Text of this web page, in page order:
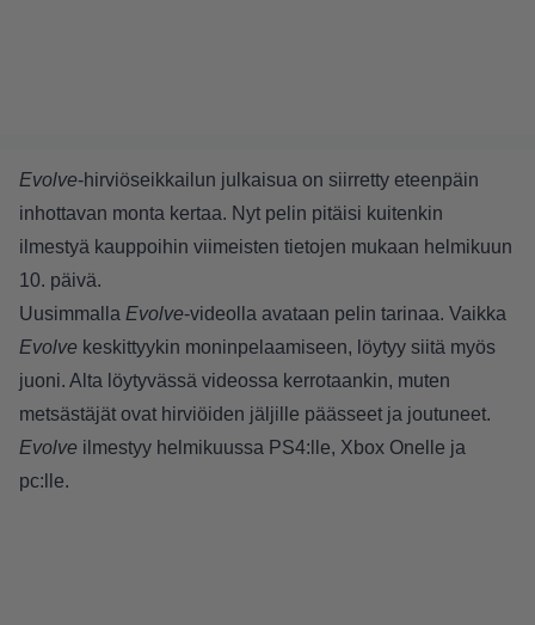
Evolve-hirviöseikkailun julkaisua on siirretty eteenpäin
inhottavan monta kertaa. Nyt pelin pitäisi kuitenkin
ilmestyä kauppoihin viimeisten tietojen mukaan helmikuun
10. päivä.
Uusimmalla Evolve-videolla avataan pelin tarinaa. Vaikka
Evolve keskittyykin moninpelaamiseen, löytyy siitä myös
juoni. Alta löytyvässä videossa kerrotaankin, muten
metsästäjät ovat hirviöiden jäljille päässeet ja joutuneet.
Evolve ilmestyy helmikuussa PS4:lle, Xbox Onelle ja
pc:lle.